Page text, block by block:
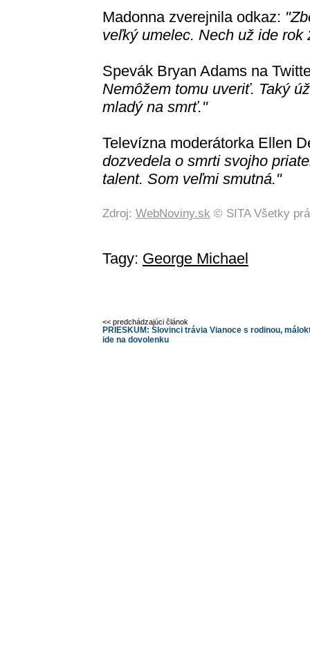
Madonna zverejnila odkaz:
veľký umelec. Nech už ide rok
Spevák Bryan Adams na
Nemôžem tomu uveriť. Taký
mladý na smrť."
Televízna moderátorka Ellen
dozvedela o smrti svojho
talent. Som veľmi smutná."
Zdroj: WebNoviny.sk © SITA Všetky
Tagy: George Michael
<< predchádzajúci článok
PRIESKUM: Slovinci trávia Vianoce s rodinou,
ide na dovolenku